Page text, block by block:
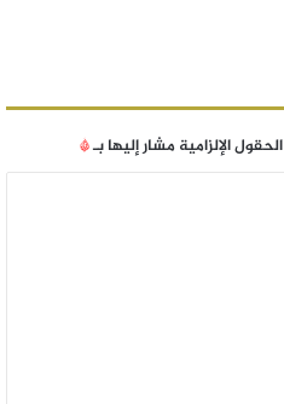
الحقول الإلزامية مشار إليها بـ*